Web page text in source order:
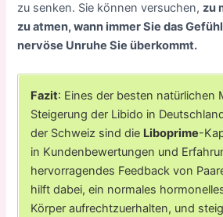
zu senken. Sie können versuchen,zu
zu atmen, wann immer Sie das
nervöse Unruhe Sie überkommt.
Fazit: Eines der besten natürlichen
Steigerung der Libido in
der Schweiz sind die Liboprime-
in Kundenbewertungen und
hervorragendes Feedback von
hilft dabei, ein normales
Körper aufrechtzuerhalten, und